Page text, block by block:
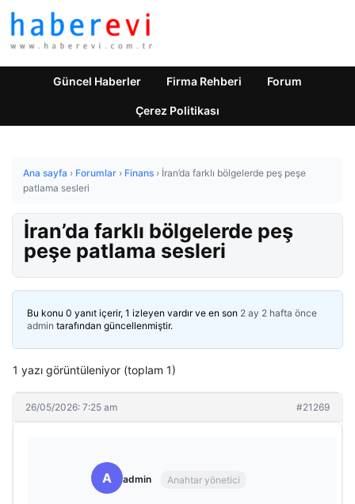
Güncel Haberler Firma Rehberi Forum
Çerez Politikası
Ana sayfa › Forumlar › Finans › İran’da farklı bölgelerde peş peşe
patlama sesleri
İran’da farklı bölgelerde peş
peşe patlama sesleri
Bu konu 0 yanıt içerir, 1 izleyen vardır ve en son 2 ay 2 hafta önce
admin tarafından güncellenmiştir.
1 yazı görüntüleniyor (toplam 1)
26/05/2026: 7:25 am #21269
A admin Anahtar yönetici